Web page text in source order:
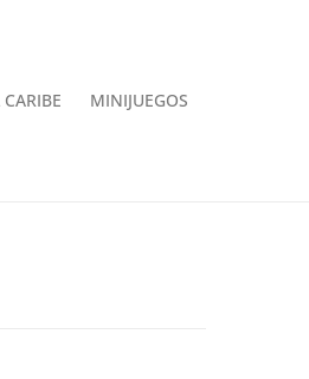
MINIJUEGOS